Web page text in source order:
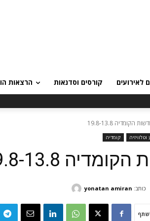
לאירועים קורסים וסדנאות הרצאות
הקומדיה 19.8-13.8
וטלוויזיה קומדיה
19.8-13.8
כותב: yonatan amiran